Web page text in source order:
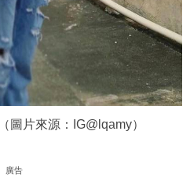
圖片來源：IG@lqamy）
廣告